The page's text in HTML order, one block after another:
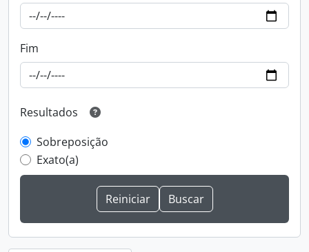
Fim
Resultados
Sobreposição
Exato(a)